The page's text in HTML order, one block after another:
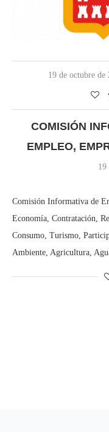
19 de octubre de
COMISIÓN
EMPLEO,
19
Comisión Informativa de
Economía, Contratación,
Consumo, Turismo,
Ambiente, Agricultura,